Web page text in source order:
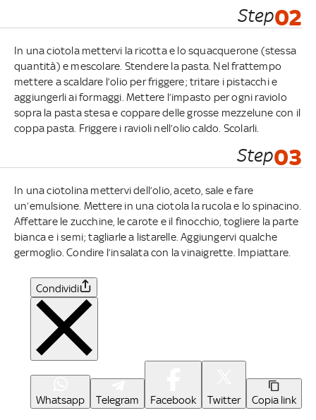
Step02
In una ciotola mettervi la ricotta e lo squacquerone (stessa
quantità) e mescolare. Stendere la pasta. Nel frattempo
mettere a scaldare l’olio per friggere; tritare i pistacchi e
aggiungerli ai formaggi. Mettere l’impasto per ogni raviolo
sopra la pasta stesa e coppare delle grosse mezzelune con il
coppa pasta. Friggere i ravioli nell’olio caldo. Scolarli.
Step03
In una ciotolina mettervi dell’olio, aceto, sale e fare
un’emulsione. Mettere in una ciotola la rucola e lo spinacino.
Affettare le zucchine, le carote e il finocchio, togliere la parte
bianca e i semi; tagliarle a listarelle. Aggiungervi qualche
germoglio. Condire l’insalata con la vinaigrette. Impiattare.
Condividi
Whatsapp Telegram Facebook Twitter Copia link